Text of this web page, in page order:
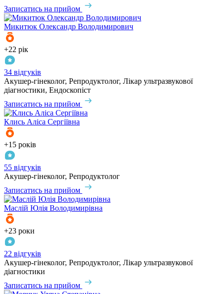
Записатись на прийом
Микитюк Олександр Володимирович
+22 рік
34 відгуків
Акушер-гінеколог, Репродуктолог, Лікар ультразвукової
діагностики, Ендоскопіст
Записатись на прийом
Клись Аліса Сергіївна
+15 років
55 відгуків
Акушер-гінеколог, Репродуктолог
Записатись на прийом
Маслій Юлія Володимирівна
+23 роки
22 відгуків
Акушер-гінеколог, Репродуктолог, Лікар ультразвукової
діагностики
Записатись на прийом